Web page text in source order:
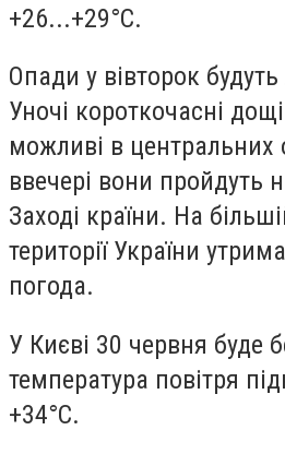
+26...+29°С.
Опади у вівторок
Уночі короткочасні
можливі в центральних
ввечері вони пройдуть
Заході країни. На
території України
погода.
У Києві 30 червня буде
температура повітря
+34°С.